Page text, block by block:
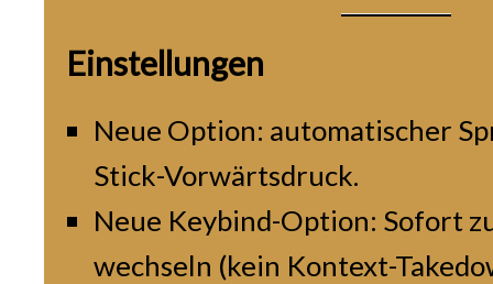
Einstellungen
Neue Option: automatischer
Stick-Vorwärtsdruck.
Neue Keybind-Option: Sofort
wechseln (kein Kontext-